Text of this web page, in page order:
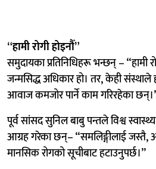
“हामी रोगी होइनौँ”
समुदायका प्रतिनिधिहरू भन्छन् – “हामी
जन्मसिद्ध अधिकार हो। तर, केही संस्थाले
आवाज कमजोर पार्ने काम गरिरहेका
पूर्व सांसद सुनिल बाबु पन्तले विश्व
आग्रह गरेका छन्– “समलिङ्गीलाई जस्तै,
मानसिक रोगको सूचीबाट हटाउनुपर्छ।”